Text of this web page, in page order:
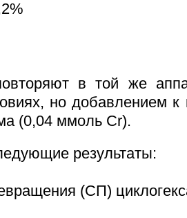
в той же
но добавлением к
(0,04 ммоль Cr).
результаты:
(СП)